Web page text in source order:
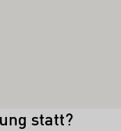
statt?